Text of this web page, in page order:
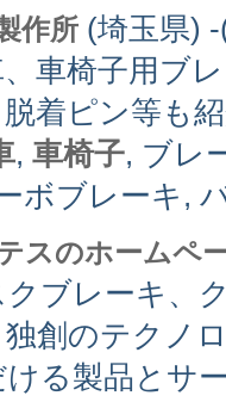
作所 (埼玉県)
、車椅子用ブ
着ピン等も
, 車椅子, ブレ
ボブレーキ,
スのホームペ
ブレーキ、
創のテクノ
ける製品とサ